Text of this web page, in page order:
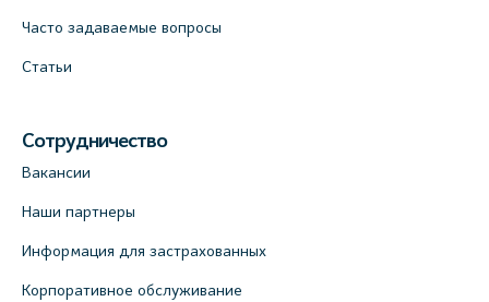
Часто задаваемые вопросы
Статьи
Сотрудничество
Вакансии
Наши партнеры
Информация для застрахованных
Корпоративное обслуживание